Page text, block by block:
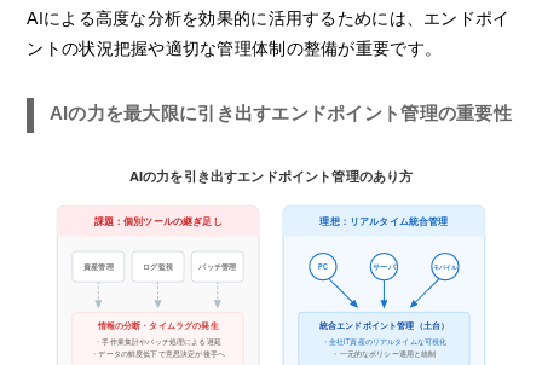
AIによる高度な分析を効果的に活用するためには、エンドポイ
ントの状況把握や適切な管理体制の整備が重要です。
AIの力を最大限に引き出すエンドポイント管理の重要性
AIの力を引き出すエンドポイント管理のあり方
課題：個別ツールの継ぎ足し
資産管理 ログ監視 パッチ管理
情報の分断・タイムラグの発生
・手作業集計やバッチ処理による遅延
・データの鮮度低下で意思決定が後手へ
理想：リアルタイム統合管理
PC サーバ モバイル
統合エンドポイント管理（土台）
・全社IT資産のリアルタイムな可視化
・一元的なポリシー適用と統制